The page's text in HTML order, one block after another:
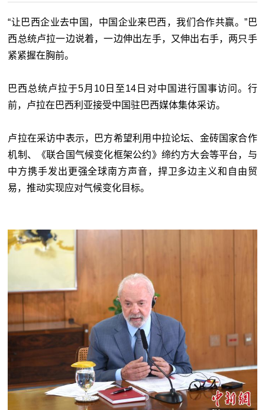
“让巴西企业去中国，中国企业来巴西，我们合作共赢。”巴
西总统卢拉一边说着，一边伸出左手，又伸出右手，两只手
紧紧握在胸前。
巴西总统卢拉于5月10日至14日对中国进行国事访问。行
前，卢拉在巴西利亚接受中国驻巴西媒体集体采访。
卢拉在采访中表示，巴方希望利用中拉论坛、金砖国家合作
机制、《联合国气候变化框架公约》缔约方大会等平台，与
中方携手发出更强全球南方声音，捍卫多边主义和自由贸
易，推动实现应对气候变化目标。